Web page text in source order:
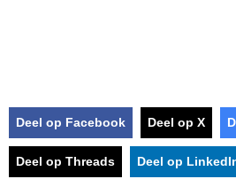
Deel op Facebook Deel op X
Deel op Threads Deel op